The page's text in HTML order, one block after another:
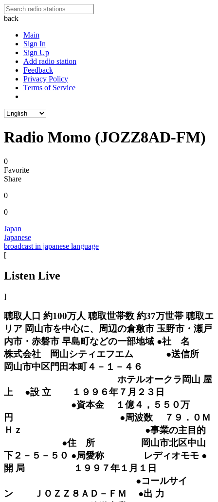
back
Main
Sign In
Sign Up
Add radio station
Feedback
Privacy Policy
Terms of Service
Radio Momo (JOZZ8AD-FM)
0
Favorite
Share
0
0
Japan
Japanese
broadcast in japanese language
[
Listen Live
]
聴取人口 約100万人 聴取世帯数 約37万世帯 聴取エ
リア 岡山市を中心に、周辺の倉敷市 玉野市・瀬戸
内市・赤磐市 早島町などの一部地域 ●社 名
株式会社 岡山シティエフエム ●送信所
岡山市中区門田本町４－１－４６
ホテルオークラ岡山 屋
上 ●設 立 １９９６年７月２３日
●資本金 １億４，５５０万
円 ●周波数 ７９．０Ｍ
Ｈｚ ●事業の主目的
●住 所 岡山市北区中山
下２－５－５０ ●局愛称 レディオモモ ●
開 局 １９９７年１月１日
●コールサイ
ン ＪＯＺＺ８ＡＤ－ＦＭ ●出 力